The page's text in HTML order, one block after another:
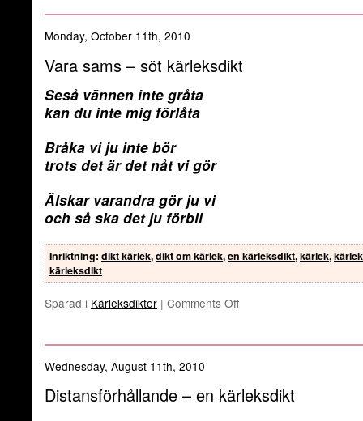
Monday, October 11th, 2010
Vara sams – söt kärleksdikt
Seså vännen inte gråta
kan du inte mig förlåta
Bråka vi ju inte bör
trots det är det nåt vi gör
Älskar varandra gör ju vi
och så ska det ju förbli
Inriktning: dikt kärlek,dikt om kärlek,en kärleksdikt,kärlek,
kärleksdikt
Sparad i Kärleksdikter | Comments Off
Wednesday, August 11th, 2010
Distansförhållande – en kärleksdikt